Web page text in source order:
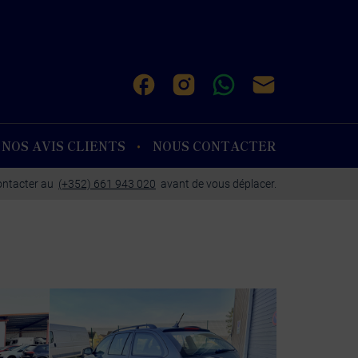
NOS AVIS CLIENTS NOUS CONTACTER
au (+352) 661 943 020 avant de vous déplacer.